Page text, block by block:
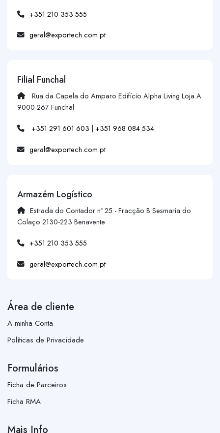
+351 210 353 555
geral@exportech.com.pt
Filial Funchal
Rua da Capela do Amparo Edifício Alpha Living Loja A
9000-267 Funchal
+351 291 601 603 | +351 968 084 534
geral@exportech.com.pt
Armazém Logístico
Estrada do Contador nº 25 - Fracção B Sesmaria do
Colaço 2130-223 Benavente
+351 210 353 555
geral@exportech.com.pt
Área de cliente
A minha Conta
Políticas de Privacidade
Formulários
Ficha de Parceiros
Ficha RMA
Mais Info